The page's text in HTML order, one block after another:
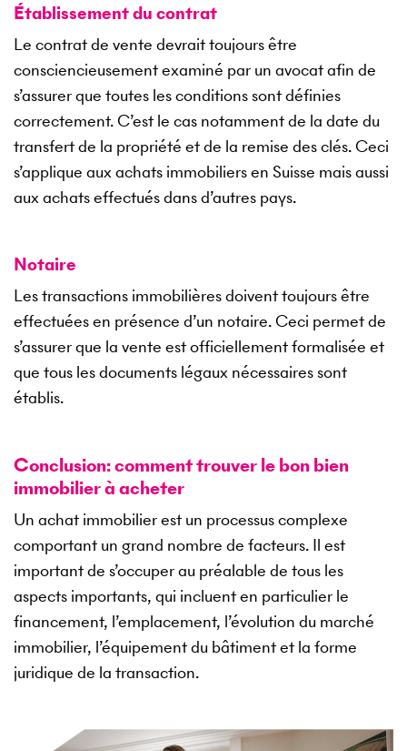
Établissement du contrat
Le contrat de vente devrait toujours être
consciencieusement examiné par un avocat afin de
s’assurer que toutes les conditions sont définies
correctement. C’est le cas notamment de la date du
transfert de la propriété et de la remise des clés. Ceci
s’applique aux achats immobiliers en Suisse mais aussi
aux achats effectués dans d’autres pays.
Notaire
Les transactions immobilières doivent toujours être
effectuées en présence d’un notaire. Ceci permet de
s’assurer que la vente est officiellement formalisée et
que tous les documents légaux nécessaires sont
établis.
Conclusion: comment trouver le bon bien
immobilier à acheter
Un achat immobilier est un processus complexe
comportant un grand nombre de facteurs. Il est
important de s’occuper au préalable de tous les
aspects importants, qui incluent en particulier le
financement, l’emplacement, l’évolution du marché
immobilier, l’équipement du bâtiment et la forme
juridique de la transaction.